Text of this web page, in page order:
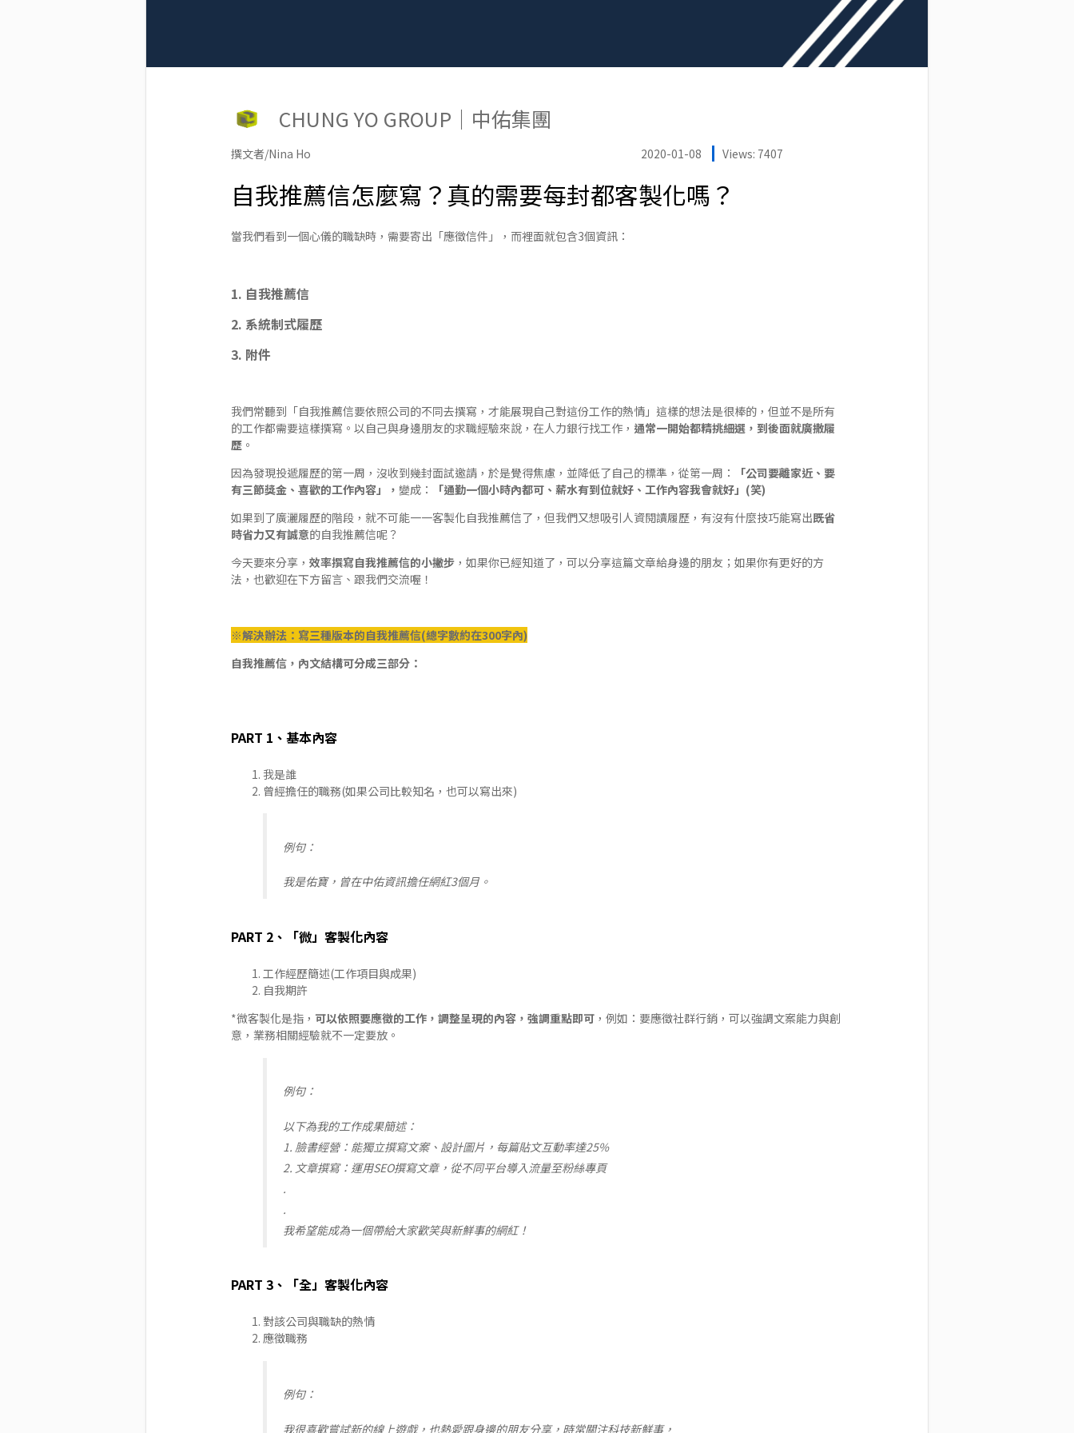
CHUNG YO GROUP｜中佑集團
撰文者/Nina Ho 2020-01-08 Views: 7407
自我推薦信怎麼寫？真的需要每封都客製化嗎？
當我們看到一個心儀的職缺時，需要寄出「應徵信件」，而裡面就包含3個資訊：
1. 自我推薦信
2. 系統制式履歷
3. 附件
我們常聽到「自我推薦信要依照公司的不同去撰寫，才能展現自己對這份工作的熱情」這樣的想法是很棒的，但並不是所有
的工作都需要這樣撰寫。以自己與身邊朋友的求職經驗來說，在人力銀行找工作， 通常一開始都精挑細選，到後面就廣撒履
歷。
因為發現投遞履歷的第一周，沒收到幾封面試邀請，於是覺得焦慮，並降低了自己的標準，從第一周：
「公司要離家近、要
有三節獎金、喜歡的工作內容」， 變成：
「通勤一個小時內都可、薪水有到位就好、工作內容我會就好」(笑)
如果到了廣灑履歷的階段，就不可能一一客製化自我推薦信了，但我們又想吸引人資閱讀履歷，有沒有什麼技巧能寫出既省
時省力又有誠意的自我推薦信呢？
今天要來分享， 效率撰寫自我推薦信的小撇步，如果你已經知道了，可以分享這篇文章給身邊的朋友；如果你有更好的方
法，也歡迎在下方留言、跟我們交流喔！
※解決辦法：寫三種版本的自我推薦信(總字數約在300字內)
自我推薦信，內文結構可分成三部分：
PART 1、基本內容
我是誰
曾經擔任的職務(如果公司比較知名，也可以寫出來)
例句：
我是佑寶，曾在中佑資訊擔任網紅3個月。
PART 2、「微」客製化內容
工作經歷簡述(工作項目與成果)
自我期許
*微客製化是指， 可以依照要應徵的工作，調整呈現的內容，強調重點即可，例如：要應徵社群行銷，可以強調文案能力與創
意，業務相關經驗就不一定要放。
例句：
以下為我的工作成果簡述：
1. 臉書經營：能獨立撰寫文案、設計圖片，每篇貼文互動率達25%
2. 文章撰寫：運用SEO撰寫文章，從不同平台導入流量至粉絲專頁
.
.
我希望能成為一個帶給大家歡笑與新鮮事的網紅！
PART 3、「全」客製化內容
對該公司與職缺的熱情
應徵職務
例句：
我很喜歡嘗試新的線上遊戲，也熱愛跟身邊的朋友分享，時常關注科技新鮮事，